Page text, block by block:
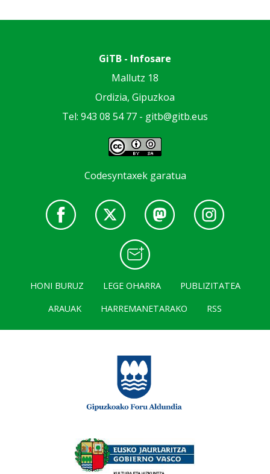
GiTB - Infosare
Mallutz 18
Ordizia, Gipuzkoa
Tel: 943 08 54 77 - gitb@gitb.eus
Codesyntaxek garatua
HONI BURUZ LEGE OHARRA
PUBLIZITATEA
ARAUAK
HARREMANETARAKO RSS